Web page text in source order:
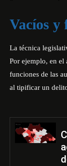
Vacíos y
La técnica
Por ejemplo, en el
funciones de las
al tipificar un